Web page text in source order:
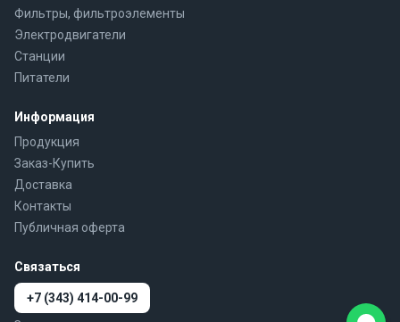
Фильтры, фильтроэлементы
Электродвигатели
Станции
Питатели
Информация
Продукция
Заказ-Купить
Доставка
Контакты
Публичная оферта
Связаться
+7 (343) 414-00-99